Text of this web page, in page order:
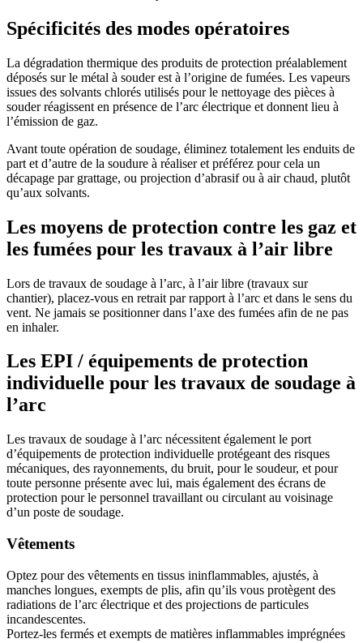
Spécificités des modes opératoires
La dégradation thermique des produits de protection préalablement
déposés sur le métal à souder est à l’origine de fumées. Les vapeurs
issues des solvants chlorés utilisés pour le nettoyage des pièces à
souder réagissent en présence de l’arc électrique et donnent lieu à
l’émission de gaz.
Avant toute opération de soudage, éliminez totalement les enduits de
part et d’autre de la soudure à réaliser et préférez pour cela un
décapage par grattage, ou projection d’abrasif ou à air chaud, plutôt
qu’aux solvants.
Les moyens de protection contre les gaz et
les fumées pour les travaux à l’air libre
Lors de travaux de soudage à l’arc, à l’air libre (travaux sur
chantier), placez-vous en retrait par rapport à l’arc et dans le sens du
vent. Ne jamais se positionner dans l’axe des fumées afin de ne pas
en inhaler.
Les EPI / équipements de protection
individuelle pour les travaux de soudage à
l’arc
Les travaux de soudage à l’arc nécessitent également le port
d’équipements de protection individuelle protégeant des risques
mécaniques, des rayonnements, du bruit, pour le soudeur, et pour
toute personne présente avec lui, mais également des écrans de
protection pour le personnel travaillant ou circulant au voisinage
d’un poste de soudage.
Vêtements
Optez pour des vêtements en tissus ininflammables, ajustés, à
manches longues, exempts de plis, afin qu’ils vous protègent des
radiations de l’arc électrique et des projections de particules
incandescentes.
Portez-les fermés et exempts de matières inflammables imprégnées